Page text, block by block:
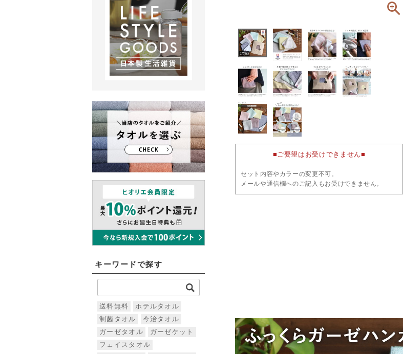
キーワードで探す
送料無料
ホテルタオル
制菌タオル
今治タオル
ガーゼタオル
ガーゼケット
フェイスタオル
■ご要望はお受けできません■
セット内容やカラーの変更不可。
メールや通信欄へのご記入もお受けできません。